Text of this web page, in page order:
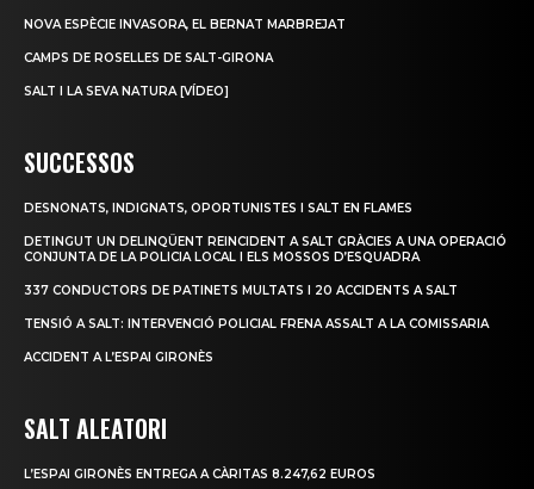
NOVA ESPÈCIE INVASORA, EL BERNAT MARBREJAT
CAMPS DE ROSELLES DE SALT-GIRONA
SALT I LA SEVA NATURA [VÍDEO]
SUCCESSOS
DESNONATS, INDIGNATS, OPORTUNISTES I SALT EN FLAMES
DETINGUT UN DELINQÜENT REINCIDENT A SALT GRÀCIES A UNA OPERACIÓ
CONJUNTA DE LA POLICIA LOCAL I ELS MOSSOS D’ESQUADRA
337 CONDUCTORS DE PATINETS MULTATS I 20 ACCIDENTS A SALT
TENSIÓ A SALT: INTERVENCIÓ POLICIAL FRENA ASSALT A LA COMISSARIA
ACCIDENT A L’ESPAI GIRONÈS
SALT ALEATORI
L’ESPAI GIRONÈS ENTREGA A CÀRITAS 8.247,62 EUROS